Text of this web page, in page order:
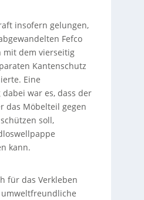
insofern gelungen,
Fefco
mit dem vierseitig
Kantenschutz
Eine
war es, dass der
das Möbelteil gegen
soll,
kann.
für das Verkleben